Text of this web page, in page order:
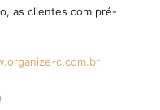
as clientes com pré-
c.com.br